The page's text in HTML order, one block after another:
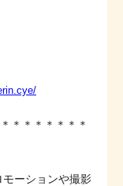
＊＊＊＊＊＊＊
モーションや撮影